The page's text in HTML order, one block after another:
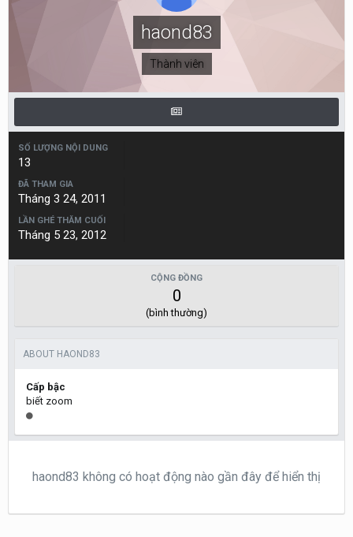
haond83
Thành viên
SỐ LƯỢNG NỘI DUNG
13
ĐÃ THAM GIA
Tháng 3 24, 2011
LẦN GHÉ THĂM CUỐI
Tháng 5 23, 2012
CỘNG ĐỒNG
0
(bình thường)
ABOUT HAOND83
Cấp bậc
biết zoom
haond83 không có hoạt động nào gần đây để hiển thị